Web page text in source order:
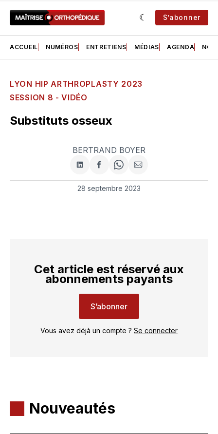
S’abonner
ACCUEIL NUMÉROS ENTRETIENS MÉDIAS AGENDA NOS
LYON HIP ARTHROPLASTY 2023
SESSION 8 - VIDÉO
Substituts osseux
BERTRAND BOYER
Partager
sur
LinkedIn
Partager
sur
Facebook
Share
on
WhatsApp
Partager
par
courriel
28 septembre 2023
Cet article est réservé aux
abonnements payants
S’abonner
Vous avez déjà un compte ? Se connecter
Nouveautés